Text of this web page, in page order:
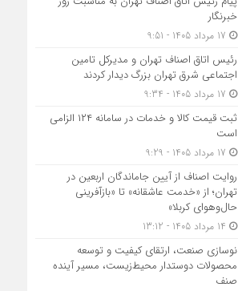
خبرنگار
رئیس اتاق اصناف تهران و مدیرکل تامین
اجتماعی شرق تهران بزرگ دیدار کردند
ثبت قیمت کالا و خدمات در سامانه ۱۲۴ الزامی
است
روایت اصناف از آیین جاماندگان اربعین در
تهران؛ از «خدمت عاشقانه» تا «بازآفرینی
حال‌وهوای کربلا»
نوسازی صنعت، ارتقای کیفیت و توسعه
محصولات دوستدار محیط‌زیست، مسیر آینده
صنف